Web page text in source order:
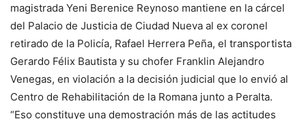
magistrada Yeni Berenice Reynoso mantiene en la cárcel
del Palacio de Justicia de Ciudad Nueva al ex coronel
retirado de la Policía, Rafael Herrera Peña, el transportista
Gerardo Félix Bautista y su chofer Franklin Alejandro
Venegas, en violación a la decisión judicial que lo envió al
Centro de Rehabilitación de la Romana junto a Peralta.
“Eso constituye una demostración más de las actitudes